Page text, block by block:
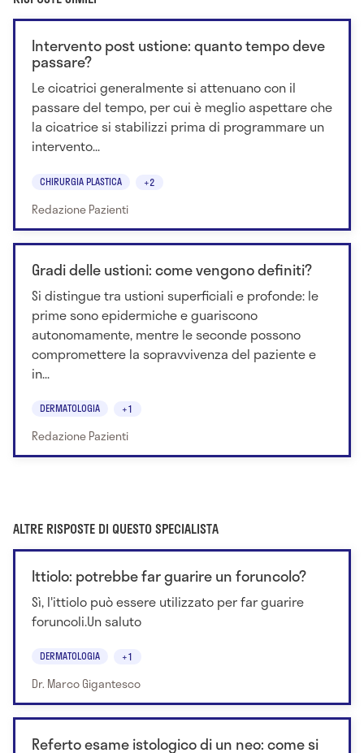
Intervento post ustione: quanto tempo deve
passare?
Le cicatrici generalmente si attenuano con il
passare del tempo, per cui è meglio aspettare che
la cicatrice si stabilizzi prima di programmare un
intervento...
CHIRURGIA PLASTICA +2
Redazione Pazienti
Gradi delle ustioni: come vengono definiti?
Si distingue tra ustioni superficiali e profonde: le
prime sono epidermiche e guariscono
autonomamente, mentre le seconde possono
compromettere la sopravvivenza del paziente e
in...
DERMATOLOGIA +1
Redazione Pazienti
ALTRE RISPOSTE DI QUESTO SPECIALISTA
Ittiolo: potrebbe far guarire un foruncolo?
Sì, l'ittiolo può essere utilizzato per far guarire
foruncoli.Un saluto
DERMATOLOGIA +1
Dr. Marco Gigantesco
Referto esame istologico di un neo: come si